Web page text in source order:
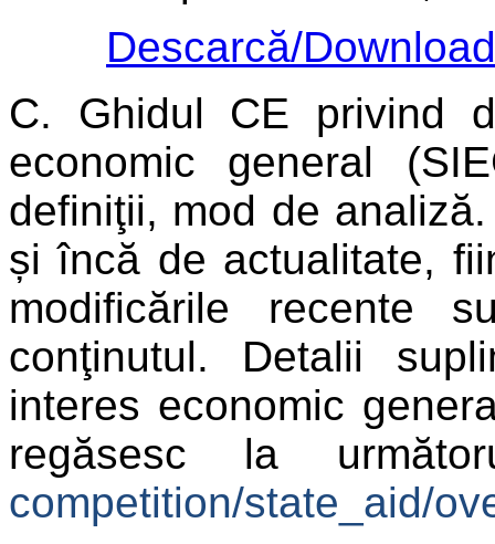
Descarcă/Download
C. Ghidul CE privind
economic general
definiţii, mod de
și încă de actualitate,
modificările recente
conţinutul. Detalii
interes economic
regăsesc la
competition/state_aid/